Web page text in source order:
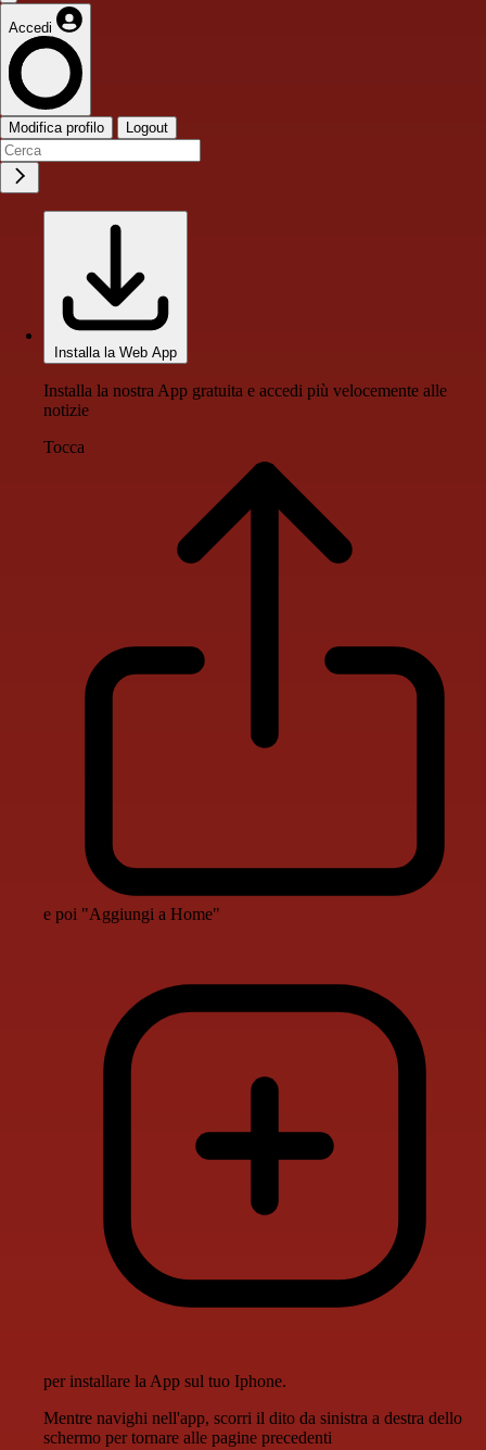
Accedi
Modifica profilo Logout
Installa la Web App
Installa la nostra App gratuita e accedi più velocemente alle
notizie
Tocca
e poi "Aggiungi a Home"
per installare la App sul tuo Iphone.
Mentre navighi nell'app, scorri il dito da sinistra a destra dello
schermo per tornare alle pagine precedenti